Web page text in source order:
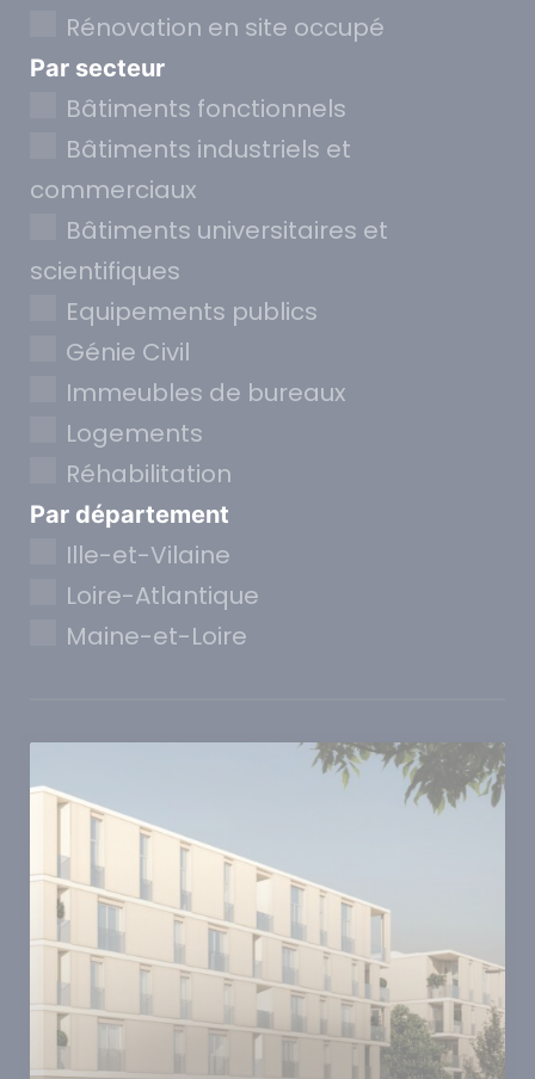
Rénovation en site occupé
Par secteur
Bâtiments fonctionnels
Bâtiments industriels et
commerciaux
Bâtiments universitaires et
scientifiques
Equipements publics
Génie Civil
Immeubles de bureaux
Logements
Réhabilitation
Par département
Ille-et-Vilaine
Loire-Atlantique
Maine-et-Loire